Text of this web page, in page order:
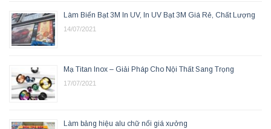
Làm Biển Bạt 3M In UV, In UV Bạt 3M Giá Rẻ, Chất Lượng
14/07/2021
Mạ Titan Inox – Giải Pháp Cho Nội Thất Sang Trọng
17/07/2021
Làm bảng hiệu alu chữ nổi giá xưởng